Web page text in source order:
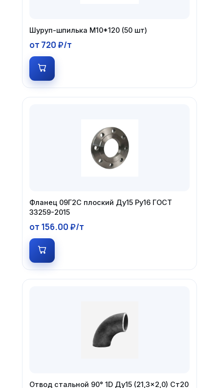
Шуруп-шпилька М10*120 (50 шт)
от 720 ₽/т
Фланец 09Г2С плоский Ду15 Ру16 ГОСТ
33259-2015
от 156.00 ₽/т
Отвод стальной 90° 1D Ду15 (21,3×2,0) Ст20